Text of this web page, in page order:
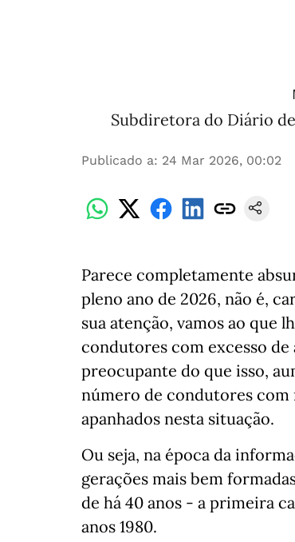
Subdiretora do Diário
Publicado a: 24 Mar 2026, 00:02
Parece completamente
pleno ano de 2026, não é,
sua atenção, vamos ao que
condutores com excesso
preocupante do que isso,
número de condutores com
apanhados nesta situação.
Ou seja, na época da
gerações mais bem
de há 40 anos - a primeira
anos 1980.